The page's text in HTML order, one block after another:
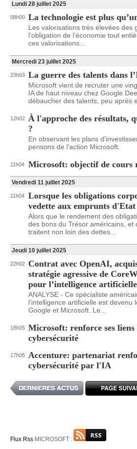
Lundi 28 juillet 2025
08h00 La technologie est plus
Les valorisations très élevées des
l’obligation de l’économie tout
ces valorisations...
Mercredi 23 juillet 2025
23h03 La guerre des talents dans
Microsoft vient de recruter une
IA de haut niveau chez Google
débaucher des talents, peu après
12h02 À l'approche des résultats,
?
En observant les plans
pensons de l'action Microsoft.
11h04 Microsoft: objectif de cours
Vendredi 11 juillet 2025
11h04
Lorsque les obligations
vedette aux emprunts d'Etat
Alors que le rendement des
des bons du Trésor américains,
traitent non loin des dettes...
Jeudi 10 juillet 2025
22h02
Contrat avec OpenAI,
stratégie agressive de
pour l’intelligence artificielle
ANALYSE - Ce spécialiste
l’intelligence artificielle est devenu
Google et Microsoft. Le...
18h05 Microsoft: renforce ses liens
cybersécurité
17h05 Accenture: partenariat
cybersécurité par l'IA
Flux Rss MICROSOFT :